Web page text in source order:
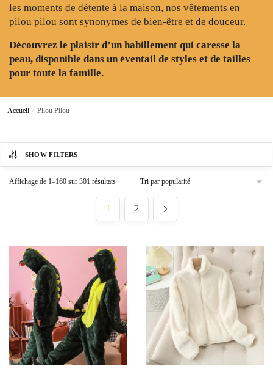
les moments de détente à la maison, nos vêtements en
pilou pilou sont synonymes de bien-être et de douceur.
Découvrez le plaisir d’un habillement qui caresse la
peau, disponible dans un éventail de styles et de tailles
pour toute la famille.
Accueil / Pilou Pilou
SHOW FILTERS
Affichage de 1–160 sur 301 résultats
popularité
1 2